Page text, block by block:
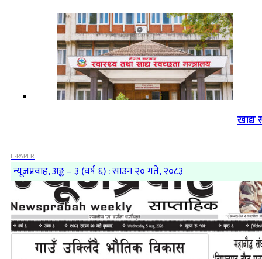
खाद्य
E-PAPER
न्यूजप्रवाह, अङ्क – ३ (वर्ष ६) : साउन २० गते, २०८३